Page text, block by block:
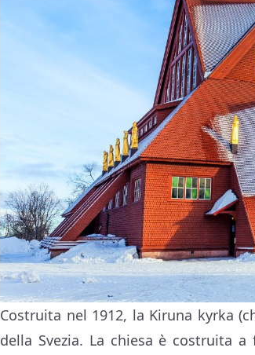
Costruita nel 1912, la Kiruna kyrka
della Svezia. La chiesa è costruita